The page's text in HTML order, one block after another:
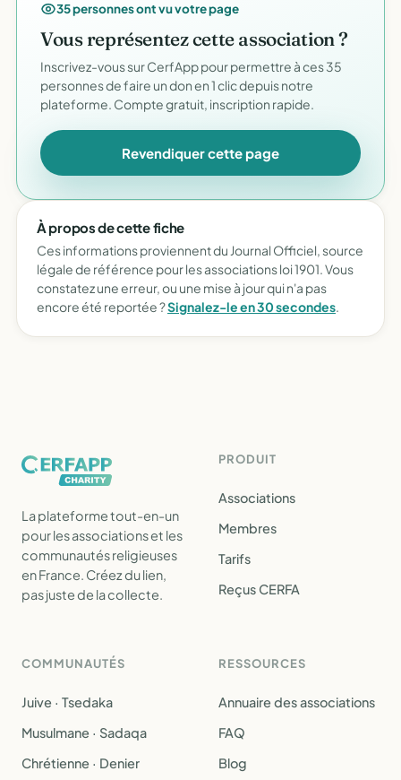
35 personnes ont vu votre page
Vous représentez cette association ?
Inscrivez-vous sur CerfApp pour permettre à ces 35
personnes de faire un don en 1 clic depuis notre
plateforme. Compte gratuit, inscription rapide.
Revendiquer cette page
À propos de cette fiche
Ces informations proviennent du Journal Officiel, source
légale de référence pour les associations loi 1901. Vous
constatez une erreur, ou une mise à jour qui n'a pas
encore été reportée ?Signalez-le en 30 secondes.
La plateforme tout-en-un
pour les associations et les
communautés religieuses
en France. Créez du lien,
pas juste de la collecte.
PRODUIT
Associations
Membres
Tarifs
Reçus CERFA
COMMUNAUTÉS
Juive · Tsedaka
Musulmane · Sadaqa
Chrétienne · Denier
RESSOURCES
Annuaire des associations
FAQ
Blog